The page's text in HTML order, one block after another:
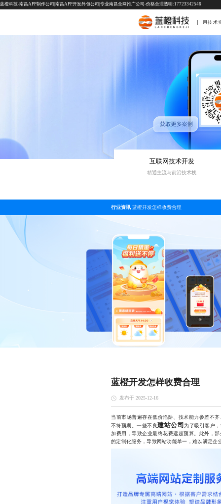
蓝橙科技-南昌APP制作公司|南昌APP开发外包公司|专业南昌全网推广公司-价格合理透明:17723342546
用技术
互联网技术开发
精通主流与前沿技术栈
行业资讯 蓝橙开发怎样收费合理
蓝橙开发怎样收费合理
发布于 2025-12-16
当前市场普遍存在低价陷阱、技术能力参差不
不符预期。一些不良建站公司 为了吸引客户
加费用，导致企业最终花费远超预算。此外，
的定制化服务，导致网站功能单一，难以满足企